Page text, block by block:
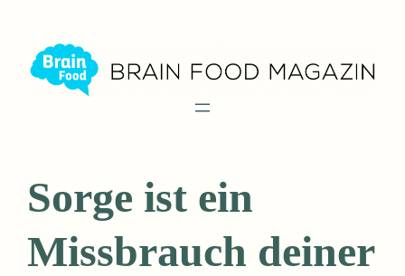
Inhalt
springen
Sorge ist ein
Missbrauch deiner